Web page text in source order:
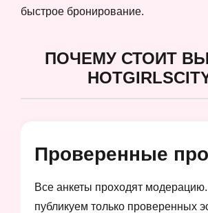
быстрое бронирование.
ПОЧЕМУ СТОИТ
Проверенные
Все анкеты проходят
публикуем только проверенных